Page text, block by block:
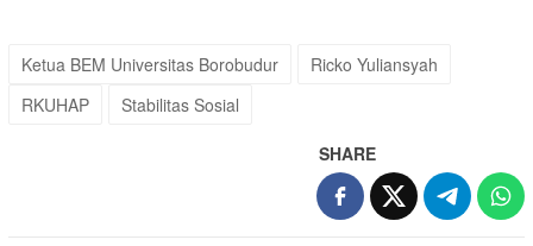
Ketua BEM Universitas Borobudur
Ricko Yuliansyah
RKUHAP
Stabilitas Sosial
SHARE